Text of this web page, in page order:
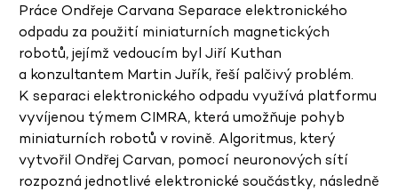
Práce Ondřeje Carvana Separace elektronického
odpadu za použití miniaturních magnetických
robotů, jejímž vedoucím byl Jiří Kuthan
a konzultantem Martin Juřík, řeší palčivý problém.
K separaci elektronického odpadu využívá platformu
vyvíjenou týmem CIMRA, která umožňuje pohyb
miniaturních robotů v rovině. Algoritmus, který
vytvořil Ondřej Carvan, pomocí neuronových sítí
rozpozná jednotlivé elektronické součástky, následně